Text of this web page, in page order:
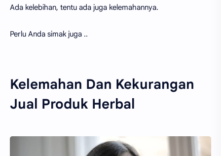
Ada kelebihan, tentu ada juga kelemahannya.
Perlu Anda simak juga ..
Kelemahan Dan Kekurangan
Jual Produk Herbal